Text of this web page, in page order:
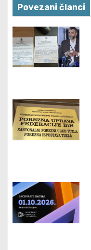
t
n
a
v
g
a
o
n
Povezani članci